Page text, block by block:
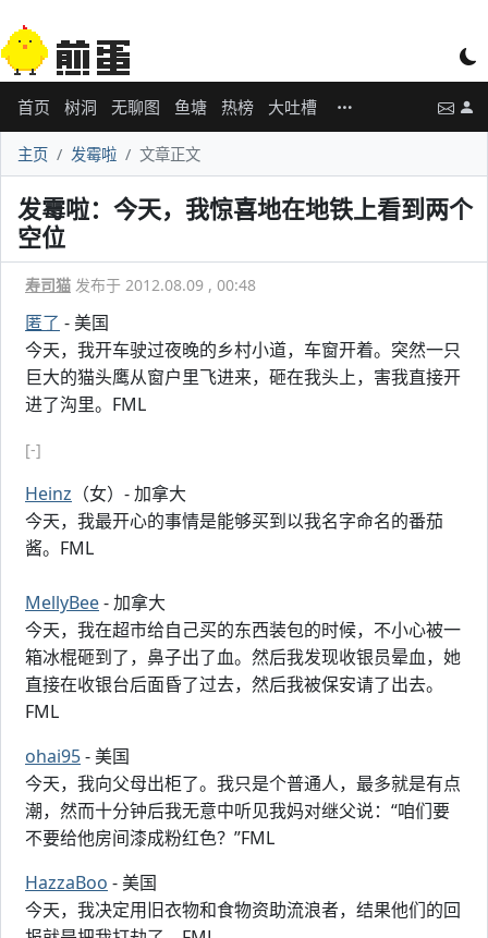
首页 树洞 无聊图 鱼塘 热榜 大吐槽
主页 发霉啦 文章正文
发霉啦：今天，我惊喜地在地铁上看到两个
空位
寿司猫 发布于 2012.08.09 , 00:48
匿了 - 美国
今天，我开车驶过夜晚的乡村小道，车窗开着。突然一只
巨大的猫头鹰从窗户里飞进来，砸在我头上，害我直接开
进了沟里。FML
[-]
Heinz （女）- 加拿大
今天，我最开心的事情是能够买到以我名字命名的番茄
酱。FML
MellyBee- 加拿大
今天，我在超市给自己买的东西装包的时候，不小心被一
箱冰棍砸到了，鼻子出了血。然后我发现收银员晕血，她
直接在收银台后面昏了过去，然后我被保安请了出去。
FML
ohai95- 美国
今天，我向父母出柜了。我只是个普通人，最多就是有点
潮，然而十分钟后我无意中听见我妈对继父说：“咱们要
不要给他房间漆成粉红色？”FML
HazzaBoo - 美国
今天，我决定用旧衣物和食物资助流浪者，结果他们的回